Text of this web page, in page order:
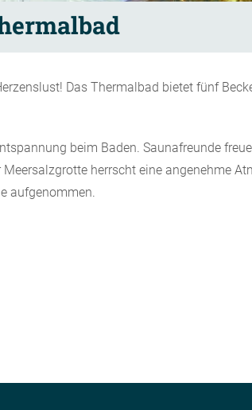
Das Thermalbad bietet fünf
beim Baden. Saunafreunde
herrscht eine angenehme
aufgenommen.